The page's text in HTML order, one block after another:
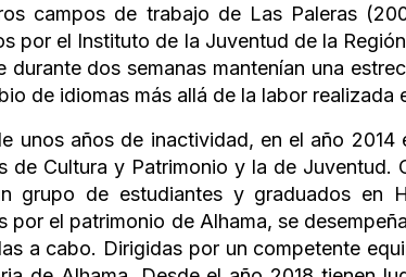
campos de trabajo de Las Paleras
por el Instituto de la Juventud de la
durante dos semanas mantenían una
de idiomas más allá de la labor
unos años de inactividad, en el año
de Cultura y Patrimonio y la de Juventud.
grupo de estudiantes y graduados en
por el patrimonio de Alhama, se
a cabo. Dirigidas por un competente